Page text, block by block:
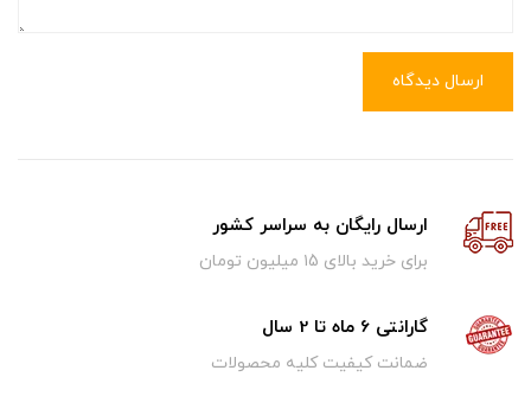
ارسال دیدگاه
ارسال رایگان به سراسر کشور
برای خرید بالای ۱5 میلیون تومان
گارانتی 6 ماه تا 2 سال
ضمانت کیفیت کلیه محصولات